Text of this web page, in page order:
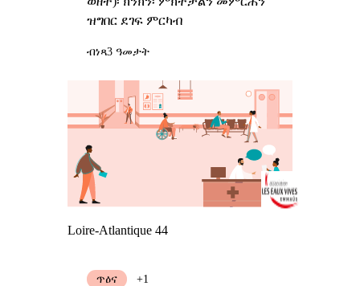
ዝግበር ደገፍ ምርካብ
ብነጻ3 ዓመታት
Loire-Atlantique 44
ጥዕና
+1